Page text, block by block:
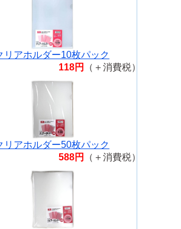
ス 修正テープホワイパーPT
ペールピンク WH-645PPK
ス 修正テープホワイパーPT
ペールブルー WH-645PBL
ス 修正テープホワイパーPT リ
ル5mm 3個パック WH-645R-
ス 修正テープホワイパーPT リ
ル6mm 3個パック WH-646R-
ボ鉛筆 修正テープ 詰め替えタ
5mmx12m CT-CX5
リアホルダー10枚パック
118円
（＋消費税）
リアホルダー50枚パック
588円
（＋消費税）